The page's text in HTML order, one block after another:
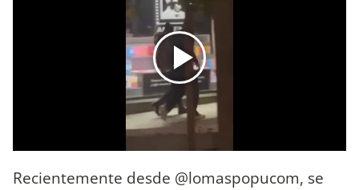
Recientemente desde @lomaspopucom, se